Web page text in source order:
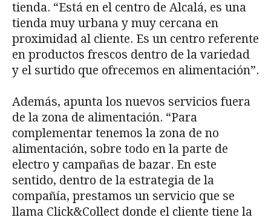
tienda. “Está en el centro de Alcalá, es una
tienda muy urbana y muy cercana en
proximidad al cliente. Es un centro referente
en productos frescos dentro de la variedad
y el surtido que ofrecemos en alimentación”.
Además, apunta los nuevos servicios fuera
de la zona de alimentación. “Para
complementar tenemos la zona de no
alimentación, sobre todo en la parte de
electro y campañas de bazar. En este
sentido, dentro de la estrategia de la
compañía, prestamos un servicio que se
llama Click&Collect donde el cliente tiene la